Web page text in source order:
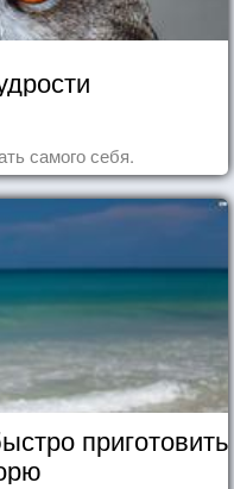
самого себя.
приготовить